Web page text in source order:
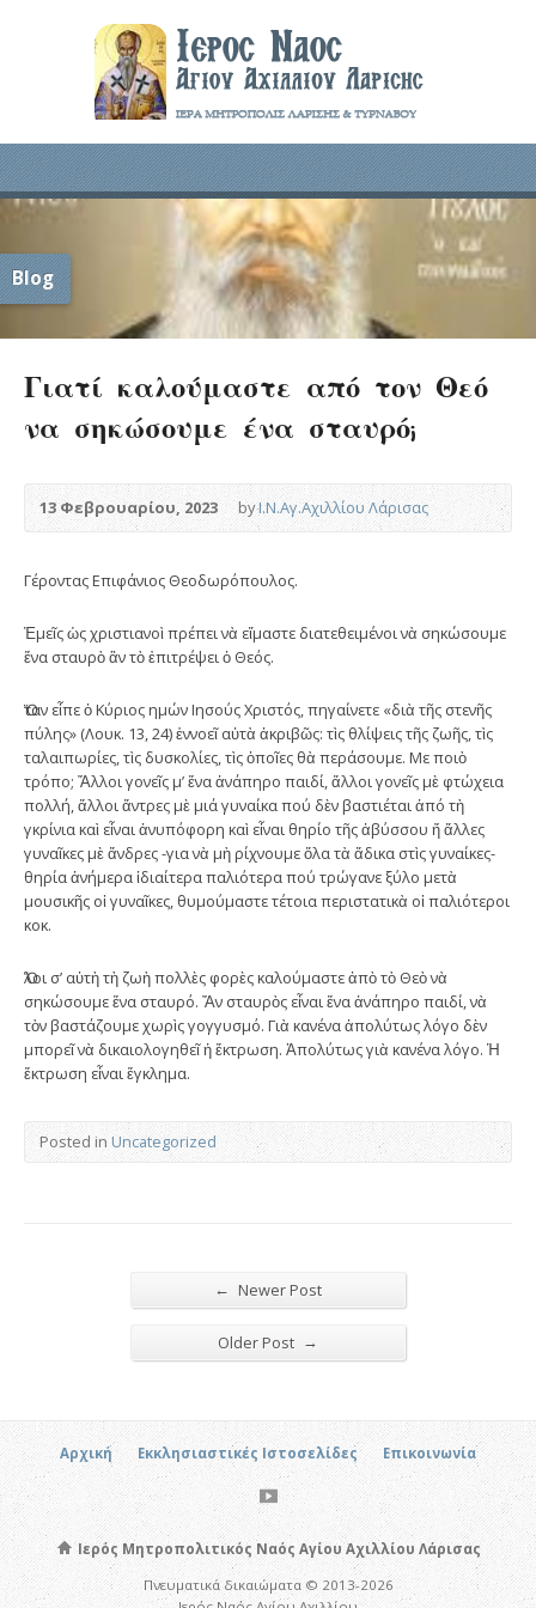
Blog
Γιατί καλούμαστε από τον Θεό
να σηκώσουμε ένα σταυρό;
13 Φεβρουαρίου, 2023 byΙ.Ν.Αγ.Αχιλλίου Λάρισας
Γέροντας Επιφάνιος Θεοδωρόπουλος.
Ἐμεῖς ὡς χριστιανοὶ πρέπει νὰ εἴμαστε διατεθειμένοι νὰ σηκώσουμε
ἕνα σταυρὸ ἂν τὸ ἐπιτρέψει ὁ Θεός.
Ὅταν εἶπε ὁ Κύριος ημών Ιησούς Χριστός, πηγαίνετε «διὰ τῆς στενῆς
πύλης» (Λουκ. 13, 24) ἐννοεῖ αὐτὰ ἀκριβῶς: τὶς θλίψεις τῆς ζωῆς, τὶς
ταλαιπωρίες, τὶς δυσκολίες, τὶς ὁποῖες θὰ περάσουμε. Με ποιὸ
τρόπο; Ἄλλοι γονεῖς μ’ ἕνα ἀνάπηρο παιδί, ἄλλοι γονεῖς μὲ φτώχεια
πολλή, ἄλλοι ἄντρες μὲ μιά γυναίκα πού δὲν βαστιέται ἀπό τὴ
γκρίνια καὶ εἶναι ἀνυπόφορη καὶ εἶναι θηρίο τῆς ἀβύσσου ἤ ἄλλες
γυναῖκες μὲ ἄνδρες -για νὰ μὴ ρίχνουμε ὅλα τὰ ἄδικα στὶς γυναίκες-
θηρία ἀνήμερα ἰδιαίτερα παλιότερα πού τρώγανε ξύλο μετὰ
μουσικῆς οἱ γυναῖκες, θυμούμαστε τέτοια περιστατικὰ οἱ παλιότεροι
κοκ.
Ὅλοι σ’ αὐτὴ τὴ ζωὴ πολλὲς φορὲς καλούμαστε ἀπὸ τὸ Θεὸ νὰ
σηκώσουμε ἕνα σταυρό. Ἄν σταυρὸς εἶναι ἕνα ἀνάπηρο παιδί, νὰ
τὸν βαστάζουμε χωρὶς γογγυσμό. Γιὰ κανένα ἀπολύτως λόγο δὲν
μπορεῖ νὰ δικαιολογηθεῖ ἡ ἔκτρωση. Ἀπολύτως γιὰ κανένα λόγο. Ἡ
ἔκτρωση εἶναι ἔγκλημα.
Posted in Uncategorized
← Newer Post
Older Post →
Αρχική Εκκλησιαστικές Ιστοσελίδες Επικοινωνία
Ιερός Μητροπολιτικός Ναός Αγίου Αχιλλίου Λάρισας
Πνευματικά δικαιώματα © 2013-2026